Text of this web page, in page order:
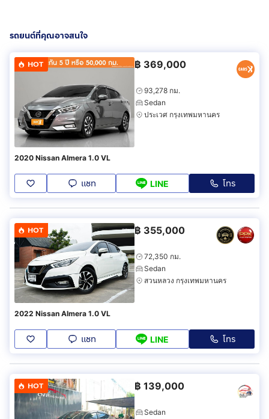
รถยนต์ที่คุณอาจสนใจ
HOT ฿ 369,000
93,278 กม.
Sedan
ประเวศ กรุงเทพมหานคร
2020 Nissan Almera 1.0 VL
แชท LINE โทร
HOT ฿ 355,000
72,350 กม.
Sedan
สวนหลวง กรุงเทพมหานคร
2022 Nissan Almera 1.0 VL
แชท LINE โทร
HOT ฿ 139,000
Sedan